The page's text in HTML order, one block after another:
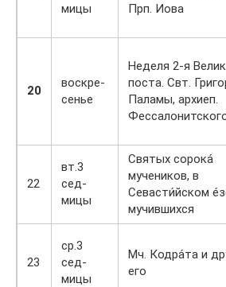
мицы
Прп. Иова
20
воскре-
сенье
Неделя 2-я
поста. Свт.
Паламы, архиеп.
22
вт.3
сед-
мицы
Святых сорока́
мучеников, в
Севасти́йском
мучившихся
23
ср.3
сед-
мицы
Мч. Кодра́та и
его